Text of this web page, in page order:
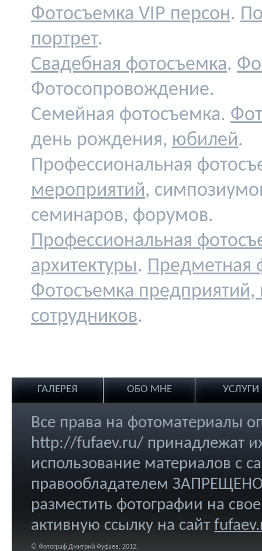
Фотосъемка VIP персон.
портрет.
Свадебная фотосъемка.
Фотосопровождение.
Семейная фотосъемка.
день рождения, юбилей.
Профессиональная
мероприятий,
семинаров, форумов.
Профессиональная
архитектуры. Предметная
Фотосъемка
сотрудников.
ГАЛЕРЕЯ ОБО МНЕ УСЛУГИ
Все права на фотоматериалы
http://fufaev.ru/ принадлежат
использование материалов с
правообладателем
разместить фотографии на
активную ссылку на сайт
© Фотограф Дмитрий Фуфаев, 2012.